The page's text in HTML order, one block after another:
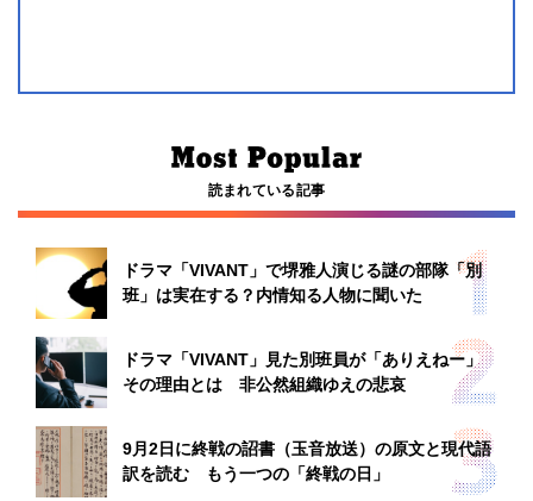
読まれている記事
ドラマ「VIVANT」で堺雅人演じる謎の部隊「別
班」は実在する？内情知る人物に聞いた
ドラマ「VIVANT」見た別班員が「ありえねー」
その理由とは 非公然組織ゆえの悲哀
9月2日に終戦の詔書（玉音放送）の原文と現代語
訳を読む もう一つの「終戦の日」